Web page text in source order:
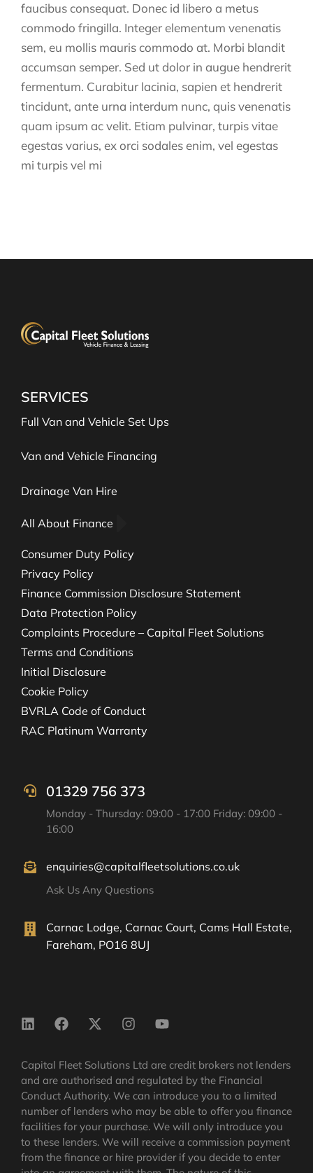
faucibus consequat. Donec id libero a metus
commodo fringilla. Integer elementum venenatis
sem, eu mollis mauris commodo at. Morbi blandit
accumsan semper. Sed ut dolor in augue hendrerit
fermentum. Curabitur lacinia, sapien et hendrerit
tincidunt, ante urna interdum nunc, quis venenatis
quam ipsum ac velit. Etiam pulvinar, turpis vitae
egestas varius, ex orci sodales enim, vel egestas
mi turpis vel mi
SERVICES
Full Van and Vehicle Set Ups
Van and Vehicle Financing
Drainage Van Hire
All About Finance
Consumer Duty Policy
Privacy Policy
Finance Commission Disclosure Statement
Data Protection Policy
Complaints Procedure – Capital Fleet Solutions
Terms and Conditions
Initial Disclosure
Cookie Policy
BVRLA Code of Conduct
RAC Platinum Warranty
01329 756 373
Monday - Thursday: 09:00 - 17:00 Friday: 09:00 -
16:00
enquiries@capitalfleetsolutions.co.uk
Ask Us Any Questions
Carnac Lodge, Carnac Court, Cams Hall Estate,
Fareham, PO16 8UJ
Capital Fleet Solutions Ltd are credit brokers not lenders
and are authorised and regulated by the Financial
Conduct Authority. We can introduce you to a limited
number of lenders who may be able to offer you finance
facilities for your purchase. We will only introduce you
to these lenders. We will receive a commission payment
from the finance or hire provider if you decide to enter